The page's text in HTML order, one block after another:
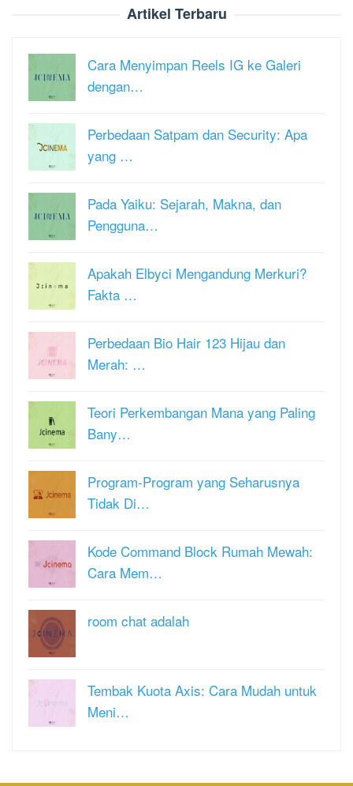
Artikel Terbaru
Cara Menyimpan Reels IG ke Galeri
dengan…
Perbedaan Satpam dan Security: Apa
yang …
Pada Yaiku: Sejarah, Makna, dan
Pengguna…
Apakah Elbyci Mengandung Merkuri?
Fakta …
Perbedaan Bio Hair 123 Hijau dan
Merah: …
Teori Perkembangan Mana yang Paling
Bany…
Program-Program yang Seharusnya
Tidak Di…
Kode Command Block Rumah Mewah:
Cara Mem…
room chat adalah
Tembak Kuota Axis: Cara Mudah untuk
Meni…